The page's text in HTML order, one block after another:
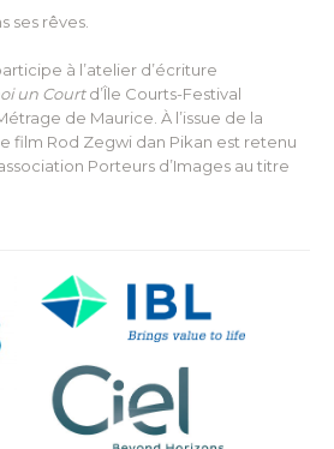
ses rêves.
à l’atelier d’écriture
un Courtd’Île Courts-Festival
de Maurice. À l’issue de la
film Rod Zegwi dan Pikan est retenu
Porteurs d’Images au titre